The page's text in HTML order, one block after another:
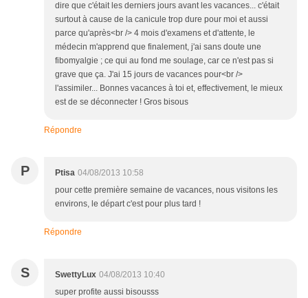
dire que c'était les derniers jours avant les vacances... c'était
surtout à cause de la canicule trop dure pour moi et aussi
parce qu'après<br /> 4 mois d'examens et d'attente, le
médecin m'apprend que finalement, j'ai sans doute une
fibomyalgie ; ce qui au fond me soulage, car ce n'est pas si
grave que ça. J'ai 15 jours de vacances pour<br />
l'assimiler... Bonnes vacances à toi et, effectivement, le mieux
est de se déconnecter ! Gros bisous
Répondre
P Ptisa 04/08/2013 10:58
pour cette première semaine de vacances, nous visitons les
environs, le départ c'est pour plus tard !
Répondre
S SwettyLux 04/08/2013 10:40
super profite aussi bisousss